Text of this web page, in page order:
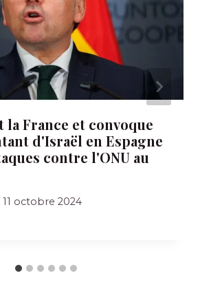
la France et convoque
d'Israël en Espagne
contre l'ONU au
11 octobre 2024